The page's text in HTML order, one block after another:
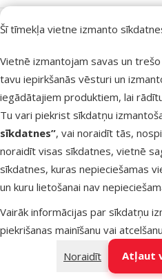
Šī tīmekļa vietne izmanto
Vietnē izmantojam savas un
tavu iepirkšanās vēsturi un
iegādātajiem produktiem, lai
Tu vari piekrist sīkdatņu
sīkdatnes”, vai noraidīt tās,
noraidīt visas sīkdatnes, vietnē
sīkdatnes, kuras nepieciešamas
un kuru lietošanai nav
Vairāk informācijas par sīkdatņu
piekrišanas mainīšanu vai
Noraidīt
Atļaut
Noliktavā
T veida
sadalītājs
akvāriju
kompresoriem
– Marina
T Airline
Connector
Atsauksmes 0%
Cena
0,99 €